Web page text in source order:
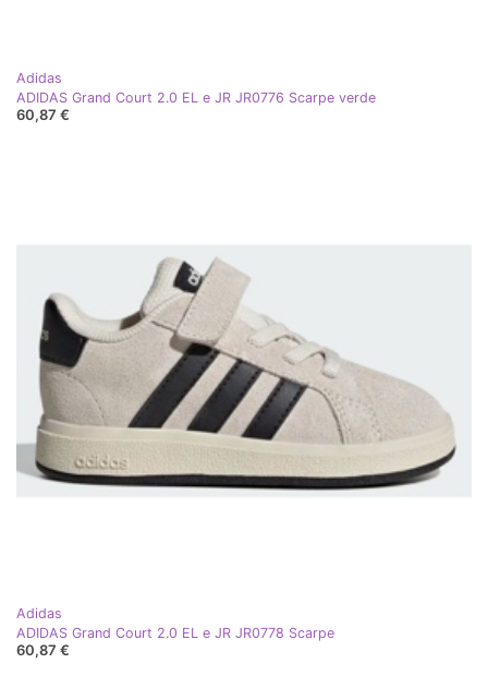
Adidas
ADIDAS Grand Court 2.0 EL e JR JR0776 Scarpe verde
60,87 €
Adidas
ADIDAS Grand Court 2.0 EL e JR JR0778 Scarpe
60,87 €